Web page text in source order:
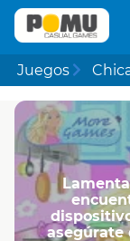
Juegos
asegúrate